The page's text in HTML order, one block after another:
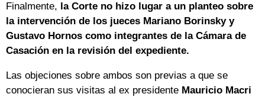
Finalmente, la Corte no hizo lugar a un planteo sobre
la intervención de los jueces Mariano Borinsky y
Gustavo Hornos como integrantes de la Cámara de
Casación en la revisión del expediente.
Las objeciones sobre ambos son previas a que se
conocieran sus visitas al ex presidente Mauricio Macri